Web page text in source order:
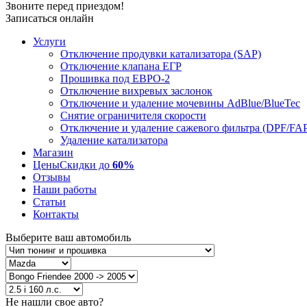
Звоните перед приездом!
Записаться онлайн
Услуги
Отключение продувки катализатора (SAP)
Отключение клапана ЕГР
Прошивка под ЕВРО-2
Отключение вихревых заслонок
Отключение и удаление мочевины AdBlue/BlueTec
Снятие ограничителя скорости
Отключение и удаление сажевого фильтра (DPF/
Удаление катализатора
Магазин
ЦеныСкидки до 60%
Отзывы
Наши работы
Статьи
Контакты
Выберите ваш автомобиль
Не нашли свое авто?